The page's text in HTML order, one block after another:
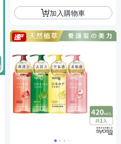
加入購物車